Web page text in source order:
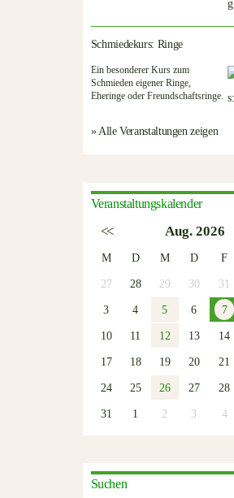
Schmiedekurs: Ringe
Ein besonderer Kurs zum
Schmieden eigener Ringe,
Eheringe oder Freundschaftsringe.
» Alle Veranstaltungen zeigen
Veranstaltungskalender
<< Aug. 2026
M D M D F
27
28 29 30 31
3
4 5 6 7
10
11 12 13 14
17
18 19 20 21
24
25 26 27 28
31
1 2 3 4
Suchen